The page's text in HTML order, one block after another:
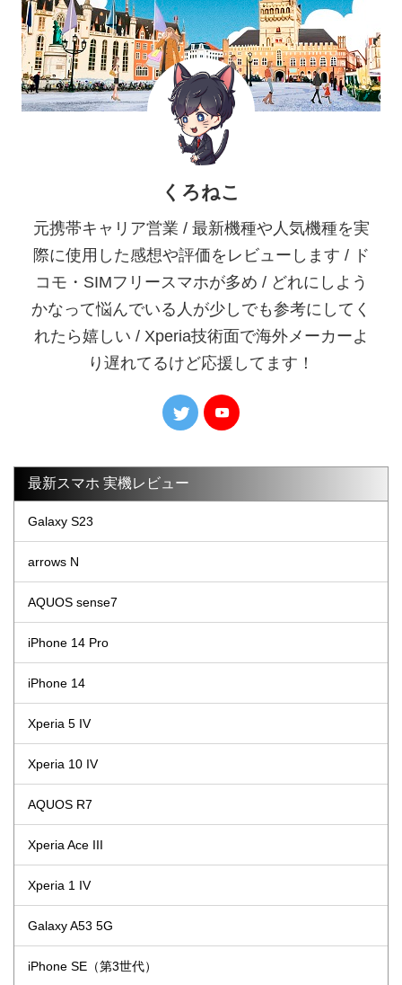
くろねこ
元携帯キャリア営業 / 最新機種や人気機種を実
際に使用した感想や評価をレビューします / ド
コモ・SIMフリースマホが多め / どれにしよう
かなって悩んでいる人が少しでも参考にしてく
れたら嬉しい / Xperia技術面で海外メーカーよ
り遅れてるけど応援してます！
最新スマホ 実機レビュー
Galaxy S23
arrows N
AQUOS sense7
iPhone 14 Pro
iPhone 14
Xperia 5 IV
Xperia 10 IV
AQUOS R7
Xperia Ace III
Xperia 1 IV
Galaxy A53 5G
iPhone SE（第3世代）